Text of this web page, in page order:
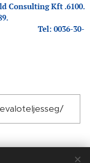
Consulting Kft .6100.
30-